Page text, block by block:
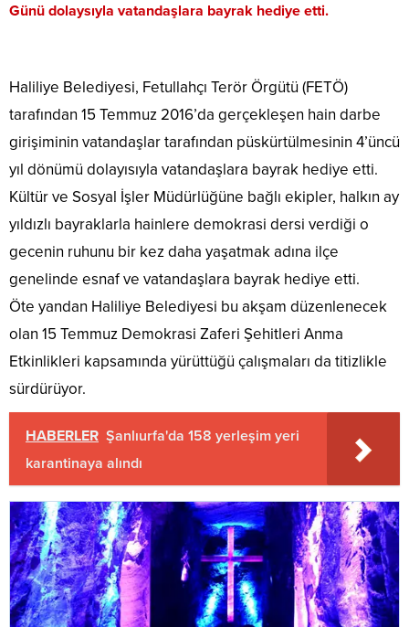
Günü dolaysıyla vatandaşlara bayrak hediye etti.
Haliliye Belediyesi, Fetullahçı Terör Örgütü (FETÖ)
tarafından 15 Temmuz 2016’da gerçekleşen hain darbe
girişiminin vatandaşlar tarafından püskürtülmesinin 4’üncü
yıl dönümü dolayısıyla vatandaşlara bayrak hediye etti.
Kültür ve Sosyal İşler Müdürlüğüne bağlı ekipler, halkın ay
yıldızlı bayraklarla hainlere demokrasi dersi verdiği o
gecenin ruhunu bir kez daha yaşatmak adına ilçe
genelinde esnaf ve vatandaşlara bayrak hediye etti.
Öte yandan Haliliye Belediyesi bu akşam düzenlenecek
olan 15 Temmuz Demokrasi Zaferi Şehitleri Anma
Etkinlikleri kapsamında yürüttüğü çalışmaları da titizlikle
sürdürüyor.
HABERLER Şanlıurfa'da 158 yerleşim yeri
karantinaya alındı